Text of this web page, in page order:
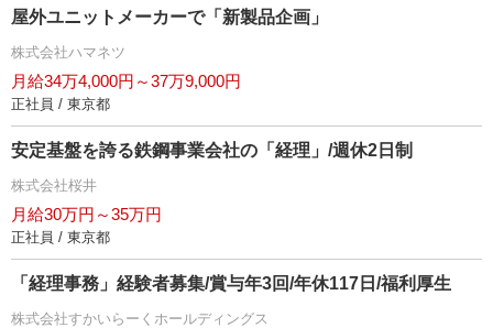
屋外ユニットメーカーで「新製品企画」
株式会社ハマネツ
月給34万4,000円～37万9,000円
正社員 / 東京都
安定基盤を誇る鉄鋼事業会社の「経理」/週休2日制
株式会社桜井
月給30万円～35万円
正社員 / 東京都
「経理事務」経験者募集/賞与年3回/年休117日/福利厚生
株式会社すかいらーくホールディングス